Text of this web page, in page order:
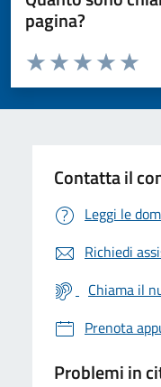
pagina?
Valuta da 1 a 5 stelle la
Valuta 4
Valuta 3
Valuta 2 stelle su
Valuta 1 stelle su 5
Contatta il
Leggi le
Richiedi
Chiama il
Prenota
Problemi in